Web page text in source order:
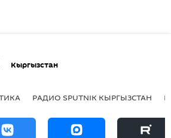
Кыргызстан
РАДИО SPUTNIK КЫРГЫЗСТАН